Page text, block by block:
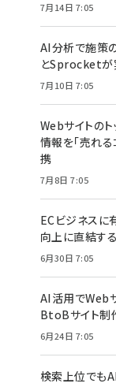
7月14日 7:05
AI分析で施策
とSprocketが
7月10日 7:05
Webサイトの
情報を「売れ
携
7月8日 7:05
ECビジネスに
向上に直結す
6月30日 7:05
AI活用でWeb
BtoBサイト制
6月24日 7:05
検索上位でも